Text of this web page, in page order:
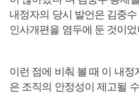
내정자의 당시 발언은 김중
인사개편을 염두에 둔 것이었
이런 점에 비춰 볼 때 이 내
은 조직의 안정성이 제고될